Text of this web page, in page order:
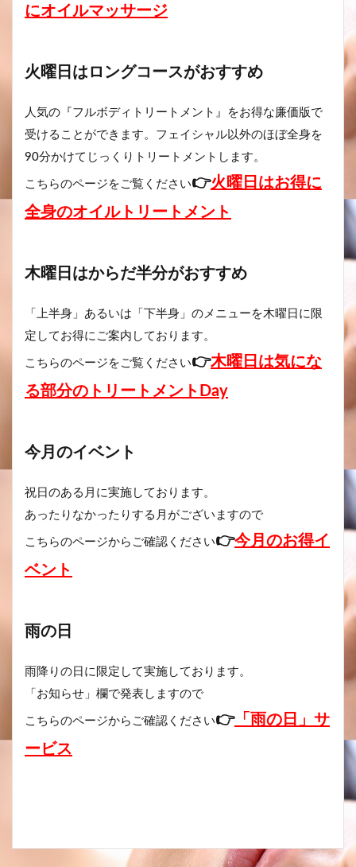
にオイルマッサージ
火曜日はロングコースがおすすめ
人気の『フルボディトリートメント』をお得な廉価版で
受けることができます。フェイシャル以外のほぼ全身を
90分かけてじっくりトリートメントします。
こちらのページをご覧ください👉火曜日はお得に
全身のオイルトリートメント
木曜日はからだ半分がおすすめ
「上半身」あるいは「下半身」のメニューを木曜日に限
定してお得にご案内しております。
こちらのページをご覧ください👉木曜日は気にな
る部分のトリートメントDay
今月のイベント
祝日のある月に実施しております。
あったりなかったりする月がございますので
こちらのページからご確認ください👉今月のお得イ
ベント
雨の日
雨降りの日に限定して実施しております。
「お知らせ」欄で発表しますので
こちらのページからご確認ください👉「雨の日」サ
ービス